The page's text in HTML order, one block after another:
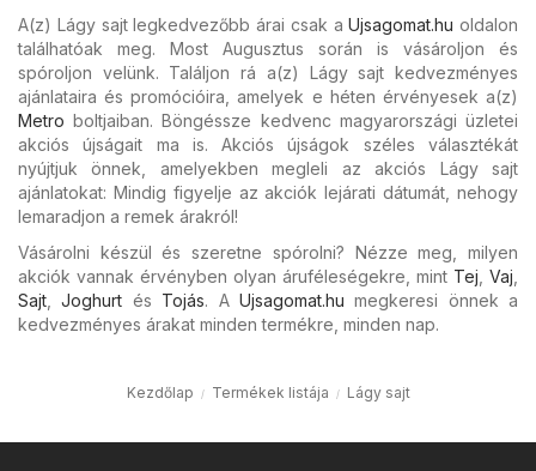
A(z) Lágy sajt legkedvezőbb árai csak aUjsagomat.hu oldalon
találhatóak meg. Most Augusztus során is vásároljon és
spóroljon velünk. Találjon rá a(z) Lágy sajt kedvezményes
ajánlataira és promócióira, amelyek e héten érvényesek a(z)
Metro boltjaiban. Böngéssze kedvenc magyarországi üzletei
akciós újságait ma is. Akciós újságok széles választékát
nyújtjuk önnek, amelyekben megleli az akciós Lágy sajt
ajánlatokat: Mindig figyelje az akciók lejárati dátumát, nehogy
lemaradjon a remek árakról!
Vásárolni készül és szeretne spórolni? Nézze meg, milyen
akciók vannak érvényben olyan áruféleségekre, mint Tej Vaj
Sajt ,Joghurt és Tojás. A Ujsagomat.hu megkeresi önnek a
kedvezményes árakat minden termékre, minden nap.
Kezdőlap Termékek listája Lágy sajt